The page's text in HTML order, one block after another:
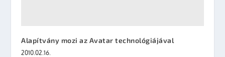
Alapítvány mozi az Avatar technológiájával
2010.02.16.